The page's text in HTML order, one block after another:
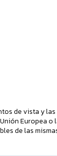
de vista y
Europea o
de las